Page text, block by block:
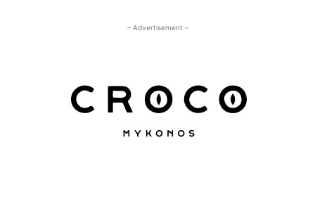
– Advertisement –